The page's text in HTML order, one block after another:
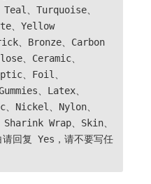
、Turquoise、
、Yellow
、Bronze、Carbon
、Ceramic、
、Foil、
、Latex、
Nickel、Nylon、
Wrap、Skin、
回复 Yes，请不要写任